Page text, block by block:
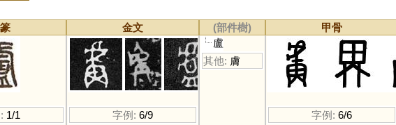
1/1
金文
字例: 6/9
(部件樹)
盧
其他: 膚
甲骨
字例: 6/6